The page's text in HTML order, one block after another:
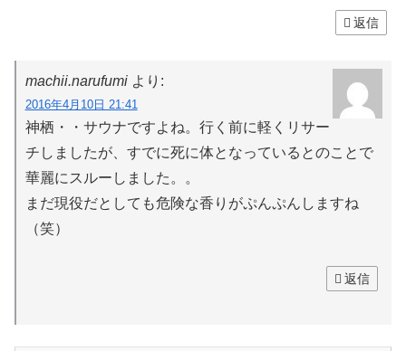
返信
machii.narufumi より:
2016年4月10日 21:41
神栖・・サウナですよね。行く前に軽くリサー
チしましたが、すでに死に体となっているとのことで
華麗にスルーしました。。
まだ現役だとしても危険な香りがぷんぷんしますね
（笑）
返信